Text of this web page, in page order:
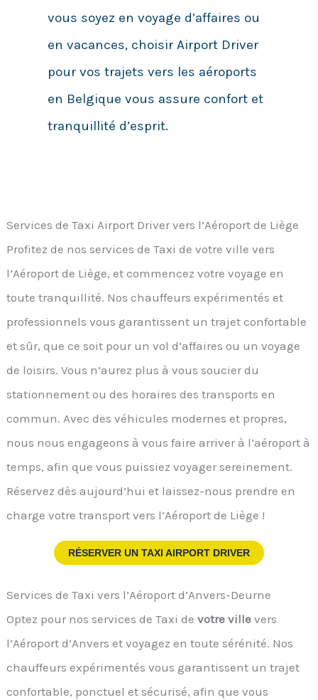
vous soyez en voyage d’affaires ou
en vacances, choisir Airport Driver
pour vos trajets vers les aéroports
en Belgique vous assure confort et
tranquillité d’esprit.
Services de Taxi Airport Driver vers l’Aéroport de Liège
Profitez de nos services de Taxi de votre ville vers
l’Aéroport de Liège, et commencez votre voyage en
toute tranquillité. Nos chauffeurs expérimentés et
professionnels vous garantissent un trajet confortable
et sûr, que ce soit pour un vol d’affaires ou un voyage
de loisirs. Vous n’aurez plus à vous soucier du
stationnement ou des horaires des transports en
commun. Avec des véhicules modernes et propres,
nous nous engageons à vous faire arriver à l’aéroport à
temps, afin que vous puissiez voyager sereinement.
Réservez dès aujourd’hui et laissez-nous prendre en
charge votre transport vers l’Aéroport de Liège !
RÉSERVER UN TAXI AIRPORT DRIVER
Services de Taxi vers l’Aéroport d’Anvers-Deurne
Optez pour nos services de Taxi devotre ville vers
l’Aéroport d’Anvers et voyagez en toute sérénité. Nos
chauffeurs expérimentés vous garantissent un trajet
confortable, ponctuel et sécurisé, afin que vous